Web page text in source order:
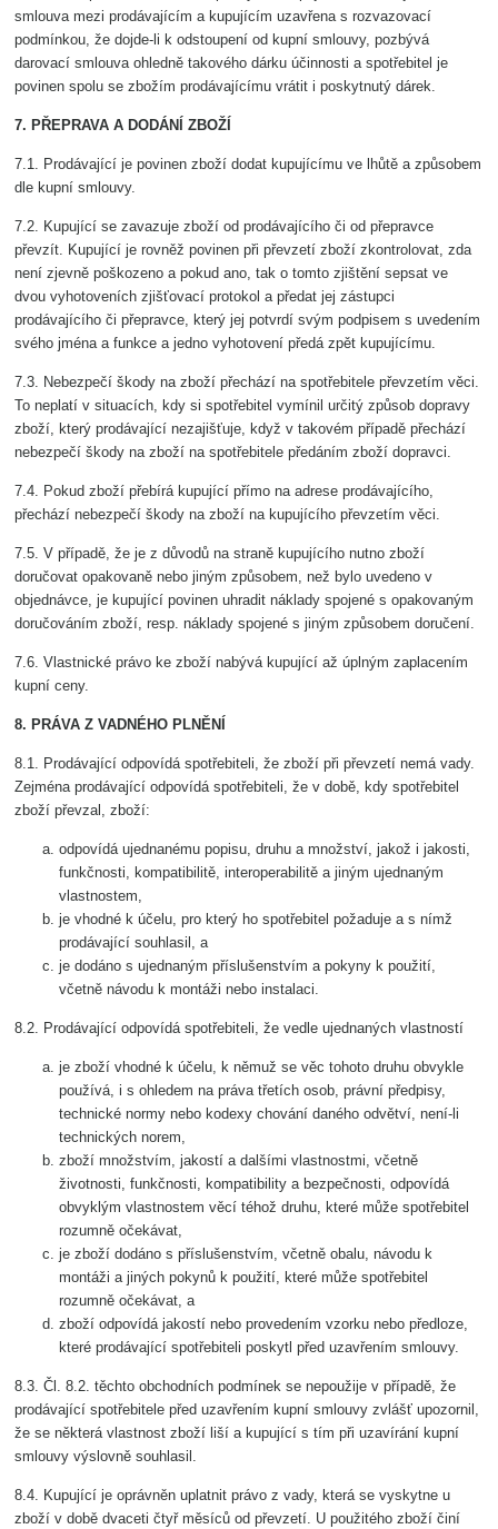
smlouva mezi prodávajícím a kupujícím uzavřena s rozvazovací
podmínkou, že dojde-li k odstoupení od kupní smlouvy, pozbývá
darovací smlouva ohledně takového dárku účinnosti a spotřebitel je
povinen spolu se zbožím prodávajícímu vrátit i poskytnutý dárek.
7. PŘEPRAVA A DODÁNÍ ZBOŽÍ
7.1. Prodávající je povinen zboží dodat kupujícímu ve lhůtě a způsobem
dle kupní smlouvy.
7.2. Kupující se zavazuje zboží od prodávajícího či od přepravce
převzít. Kupující je rovněž povinen při převzetí zboží zkontrolovat, zda
není zjevně poškozeno a pokud ano, tak o tomto zjištění sepsat ve
dvou vyhotoveních zjišťovací protokol a předat jej zástupci
prodávajícího či přepravce, který jej potvrdí svým podpisem s uvedením
svého jména a funkce a jedno vyhotovení předá zpět kupujícímu.
7.3. Nebezpečí škody na zboží přechází na spotřebitele převzetím věci.
To neplatí v situacích, kdy si spotřebitel vymínil určitý způsob dopravy
zboží, který prodávající nezajišťuje, když v takovém případě přechází
nebezpečí škody na zboží na spotřebitele předáním zboží dopravci.
7.4. Pokud zboží přebírá kupující přímo na adrese prodávajícího,
přechází nebezpečí škody na zboží na kupujícího převzetím věci.
7.5. V případě, že je z důvodů na straně kupujícího nutno zboží
doručovat opakovaně nebo jiným způsobem, než bylo uvedeno v
objednávce, je kupující povinen uhradit náklady spojené s opakovaným
doručováním zboží, resp. náklady spojené s jiným způsobem doručení.
7.6. Vlastnické právo ke zboží nabývá kupující až úplným zaplacením
kupní ceny.
8. PRÁVA Z VADNÉHO PLNĚNÍ
8.1. Prodávající odpovídá spotřebiteli, že zboží při převzetí nemá vady.
Zejména prodávající odpovídá spotřebiteli, že v době, kdy spotřebitel
zboží převzal, zboží:
odpovídá ujednanému popisu, druhu a množství, jakož i jakosti,
funkčnosti, kompatibilitě, interoperabilitě a jiným ujednaným
vlastnostem,
je vhodné k účelu, pro který ho spotřebitel požaduje a s nímž
prodávající souhlasil, a
je dodáno s ujednaným příslušenstvím a pokyny k použití,
včetně návodu k montáži nebo instalaci.
8.2. Prodávající odpovídá spotřebiteli, že vedle ujednaných vlastností
je zboží vhodné k účelu, k němuž se věc tohoto druhu obvykle
používá, i s ohledem na práva třetích osob, právní předpisy,
technické normy nebo kodexy chování daného odvětví, není-li
technických norem,
zboží množstvím, jakostí a dalšími vlastnostmi, včetně
životnosti, funkčnosti, kompatibility a bezpečnosti, odpovídá
obvyklým vlastnostem věcí téhož druhu, které může spotřebitel
rozumně očekávat,
je zboží dodáno s příslušenstvím, včetně obalu, návodu k
montáži a jiných pokynů k použití, které může spotřebitel
rozumně očekávat, a
zboží odpovídá jakostí nebo provedením vzorku nebo předloze,
které prodávající spotřebiteli poskytl před uzavřením smlouvy.
8.3. Čl. 8.2. těchto obchodních podmínek se nepoužije v případě, že
prodávající spotřebitele před uzavřením kupní smlouvy zvlášť upozornil,
že se některá vlastnost zboží liší a kupující s tím při uzavírání kupní
smlouvy výslovně souhlasil.
8.4. Kupující je oprávněn uplatnit právo z vady, která se vyskytne u
zboží v době dvaceti čtyř měsíců od převzetí. U použitého zboží činí